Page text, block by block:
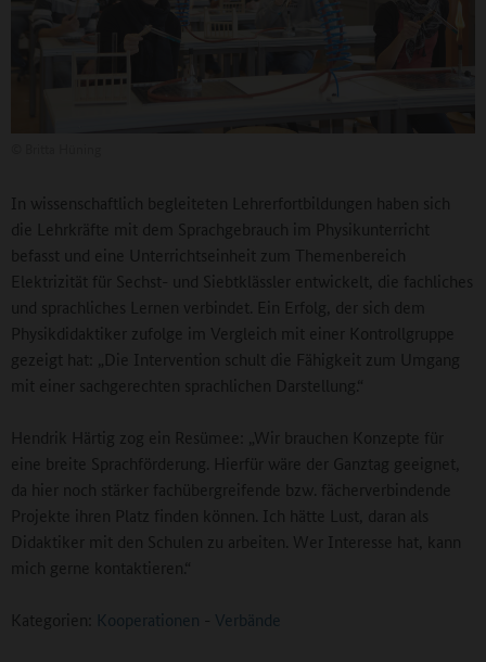
In wissenschaftlich begleiteten Lehrerfortbildungen haben sich
die Lehrkräfte mit dem Sprachgebrauch im Physikunterricht
befasst und eine Unterrichtseinheit zum Themenbereich
Elektrizität für Sechst- und Siebtklässler entwickelt, die fachliches
und sprachliches Lernen verbindet. Ein Erfolg, der sich dem
Physikdidaktiker zufolge im Vergleich mit einer Kontrollgruppe
gezeigt hat: „Die Intervention schult die Fähigkeit zum Umgang
mit einer sachgerechten sprachlichen Darstellung.“
Hendrik Härtig zog ein Resümee: „Wir brauchen Konzepte für
eine breite Sprachförderung. Hierfür wäre der Ganztag geeignet,
da hier noch stärker fachübergreifende bzw. fächerverbindende
Projekte ihren Platz finden können. Ich hätte Lust, daran als
Didaktiker mit den Schulen zu arbeiten. Wer Interesse hat, kann
mich gerne kontaktieren.“
Kategorien: Kooperationen - Verbände